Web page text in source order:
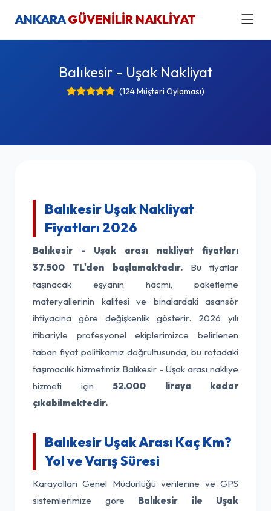
ANKARAGÜVENİLİR NAKLİYAT
Balıkesir - Uşak Nakliyat
(124 Müşteri Oylaması)
Balıkesir Uşak Nakliyat
Fiyatları 2026
Balıkesir - Uşak arası nakliyat fiyatları
37.500 TL'den başlamaktadır.Bu fiyatlar
taşınacak eşyanın hacmi, paketleme
materyallerinin kalitesi ve binalardaki asansör
ihtiyacına göre değişkenlik gösterir. 2026 yılı
itibariyle profesyonel ekiplerimizce belirlenen
taban fiyat politikamız doğrultusunda, bu rotadaki
taşımacılık hizmetimiz Balıkesir - Uşak arası nakliye
hizmeti için 52.000 liraya kadar
çıkabilmektedir.
Balıkesir Uşak Arası Kaç Km?
Yol ve Varış Süresi
Karayolları Genel Müdürlüğü verilerine ve GPS
sistemlerimize göre Balıkesir ile Uşak